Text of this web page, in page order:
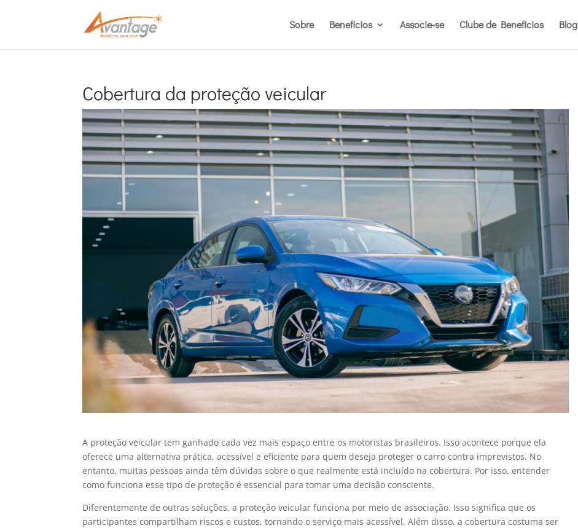
Sobre Benefícios Associe-se Clube de Benefícios Blog
Cobertura da proteção veicular
A proteção veicular tem ganhado cada vez mais espaço entre os motoristas brasileiros. Isso acontece porque ela
oferece uma alternativa prática, acessível e eficiente para quem deseja proteger o carro contra imprevistos. No
entanto, muitas pessoas ainda têm dúvidas sobre o que realmente está incluído na cobertura. Por isso, entender
como funciona esse tipo de proteção é essencial para tomar uma decisão consciente.
Diferentemente de outras soluções, a proteção veicular funciona por meio de associação. Isso significa que os
participantes compartilham riscos e custos, tornando o serviço mais acessível. Além disso, a cobertura costuma ser